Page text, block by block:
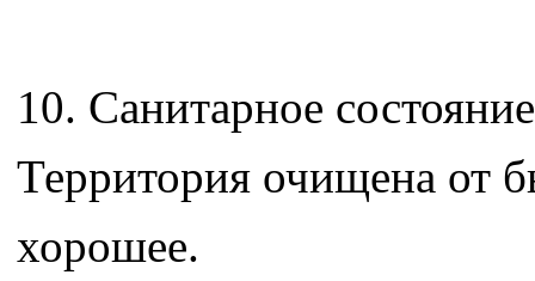
10. Санитарное
Территория очищена от
хорошее.